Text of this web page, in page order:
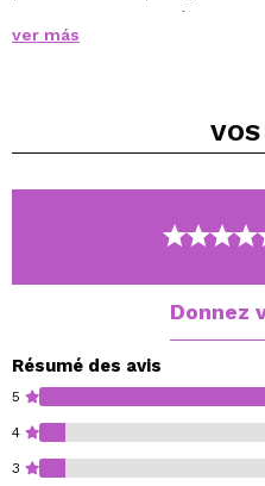
Une fois ouvert, séparez
vos pinceaux pendant que
Taille ajustable parfaite
5 hauteurs différentes.
Son matériau plastique
Hauteur maximale: 23,7cm
ver más
VOS
Donnez
Résumé des avis
5
4
3